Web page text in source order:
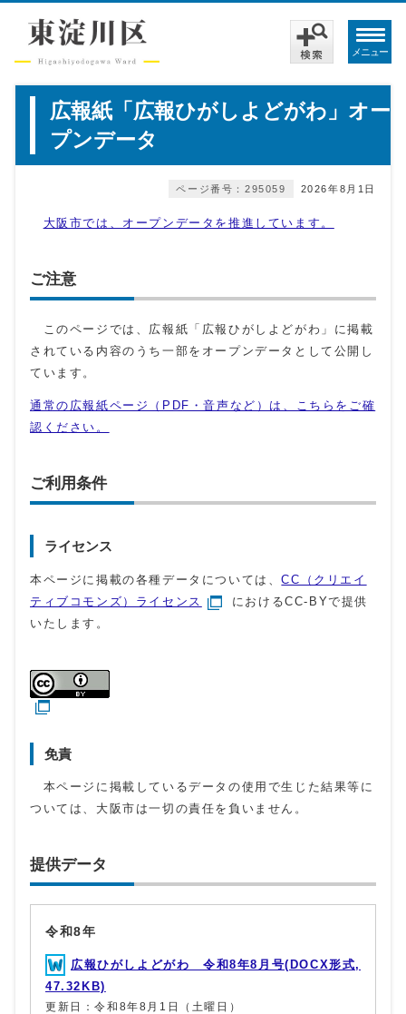
メニュー
広報紙「広報ひがしよどがわ」オー
プンデータ
2026年8月1日
ページ番号：295059
大阪市では、オープンデータを推進しています。
ご注意
このページでは、広報紙「広報ひがしよどがわ」に掲載
されている内容のうち一部をオープンデータとして公開し
ています。
通常の広報紙ページ（PDF・音声など）は、こちらをご確
認ください。
ご利用条件
ライセンス
本ページに掲載の各種データについては、CC（クリエイ
ティブコモンズ）ライセンス
におけるCC-BYで提供
いたします。
免責
本ページに掲載しているデータの使用で生じた結果等に
ついては、大阪市は一切の責任を負いません。
提供データ
令和8年
広報ひがしよどがわ 令和8年8月号(DOCX形式,
47.32KB)
更新日：令和8年8月1日（土曜日）